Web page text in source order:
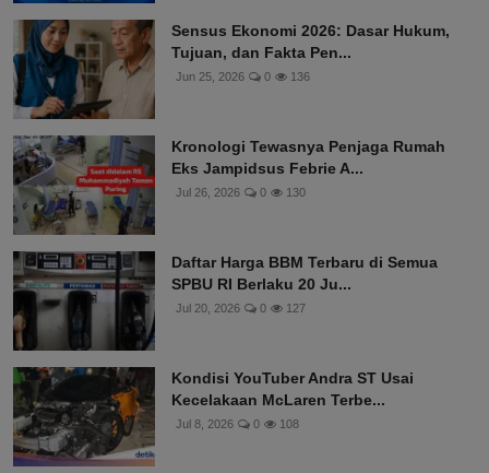
Sensus Ekonomi 2026: Dasar Hukum,
Tujuan, dan Fakta Pen...
Jun 25, 2026 0 136
Kronologi Tewasnya Penjaga Rumah
Eks Jampidsus Febrie A...
Jul 26, 2026 0 130
Daftar Harga BBM Terbaru di Semua
SPBU RI Berlaku 20 Ju...
Jul 20, 2026 0 127
Kondisi YouTuber Andra ST Usai
Kecelakaan McLaren Terbe...
Jul 8, 2026 0 108